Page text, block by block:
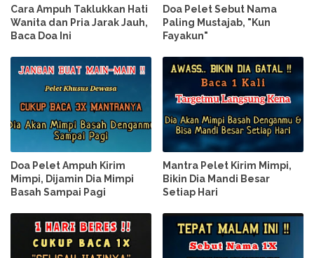
Cara Ampuh Taklukkan Hati
Wanita dan Pria Jarak Jauh,
Baca Doa Ini
Doa Pelet Sebut Nama
Paling Mustajab, "Kun
Fayakun"
Doa Pelet Ampuh Kirim
Mimpi, Dijamin Dia Mimpi
Basah Sampai Pagi
Mantra Pelet Kirim Mimpi,
Bikin Dia Mandi Besar
Setiap Hari